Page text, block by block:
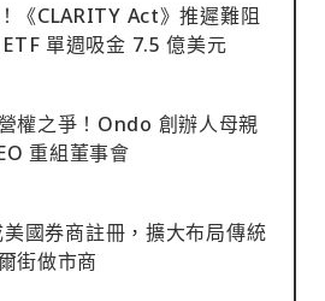
《CLARITY Act》推遲難阻
單週吸金 7.5 億美元
權之爭！Ondo 創辦人母親
重組董事會
國券商註冊，擴大布局傳統
街做市商